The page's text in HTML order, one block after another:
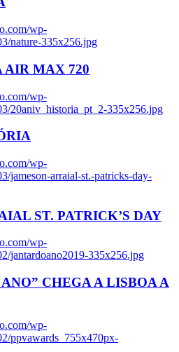
wp-
nature-335x256.jpg
AIR MAX 720
wp-
20aniv_historia_pt_2-335x256.jpg
wp-
jameson-arraial-st.-patricks-day-
ST. PATRICK’S DAY
wp-
jantardoano2019-335x256.jpg
CHEGA A LISBOA A
wp-
ppvawards_755x470px-